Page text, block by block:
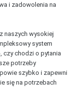
i zadowolenia na
naszych wysokiej
system
czy chodzi o pytania
potrzeby
szybko i zapewni
się na potrzebach